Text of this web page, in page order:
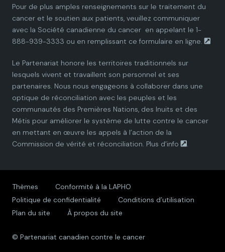
a
n
P
a
r
t
e
a
n
P
a
r
t
e
a
n
P
a
r
t
e
a
n
P
a
r
t
e
a
n
P
a
r
t
Pour de plus amples renseignements sur le traitement du
cancer et le soutien aux patients, veuillez communiquer
avec la Société canadienne du cancer en appelant le 1-
888-939-3333 ou en remplissant ce formulaire en ligne.
Le Partenariat honore les territoires traditionnels sur
lesquels vivent et travaillent son personnel et ses
partenaires. Nous nous engageons à collaborer dans une
optique de réconciliation avec les peuples et les
communautés des Premières Nations, des Inuits et des
Métis pour améliorer le système de lutte contre le cancer
en mettant en œuvre les appels à l’action de la
Commission de vérité et réconciliation. Plus d’info .
Thèmes
Conformité à la LAPHO
Politique de confidentialité
Conditions d’utilisation
Plan du site
À propos du site
© Partenariat canadien contre le cancer